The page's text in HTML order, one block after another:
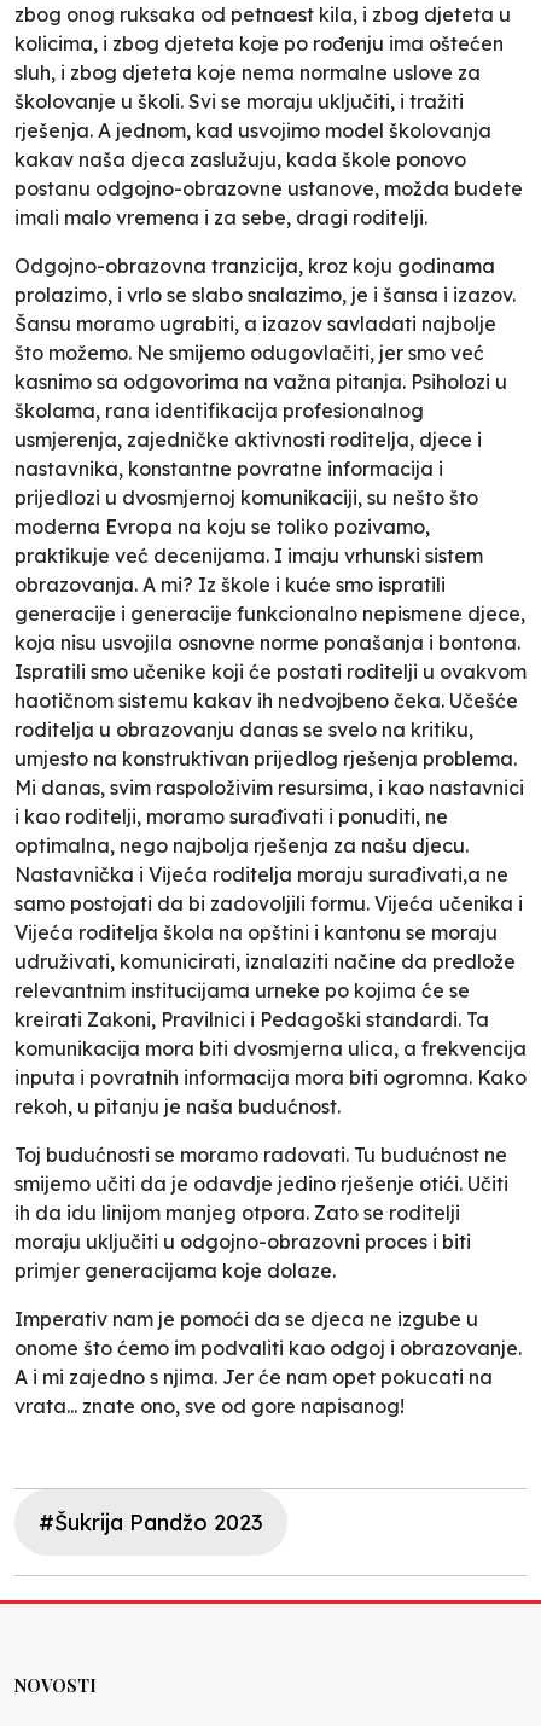
zbog onog ruksaka od petnaest kila, i zbog djeteta u
kolicima, i zbog djeteta koje po rođenju ima oštećen
sluh, i zbog djeteta koje nema normalne uslove za
školovanje u školi. Svi se moraju uključiti, i tražiti
rješenja. A jednom, kad usvojimo model školovanja
kakav naša djeca zaslužuju, kada škole ponovo
postanu odgojno-obrazovne ustanove, možda budete
imali malo vremena i za sebe, dragi roditelji.
Odgojno-obrazovna tranzicija, kroz koju godinama
prolazimo, i vrlo se slabo snalazimo, je i šansa i izazov.
Šansu moramo ugrabiti, a izazov savladati najbolje
što možemo. Ne smijemo odugovlačiti, jer smo već
kasnimo sa odgovorima na važna pitanja. Psiholozi u
školama, rana identifikacija profesionalnog
usmjerenja, zajedničke aktivnosti roditelja, djece i
nastavnika, konstantne povratne informacija i
prijedlozi u dvosmjernoj komunikaciji, su nešto što
moderna Evropa na koju se toliko pozivamo,
praktikuje već decenijama. I imaju vrhunski sistem
obrazovanja. A mi? Iz škole i kuće smo ispratili
generacije i generacije funkcionalno nepismene djece,
koja nisu usvojila osnovne norme ponašanja i bontona.
Ispratili smo učenike koji će postati roditelji u ovakvom
haotičnom sistemu kakav ih nedvojbeno čeka. Učešće
roditelja u obrazovanju danas se svelo na kritiku,
umjesto na konstruktivan prijedlog rješenja problema.
Mi danas, svim raspoloživim resursima, i kao nastavnici
i kao roditelji, moramo surađivati i ponuditi, ne
optimalna, nego najbolja rješenja za našu djecu.
Nastavnička i Vijeća roditelja moraju surađivati,a ne
samo postojati da bi zadovoljili formu. Vijeća učenika i
Vijeća roditelja škola na opštini i kantonu se moraju
udruživati, komunicirati, iznalaziti načine da predlože
relevantnim institucijama urneke po kojima će se
kreirati Zakoni, Pravilnici i Pedagoški standardi. Ta
komunikacija mora biti dvosmjerna ulica, a frekvencija
inputa i povratnih informacija mora biti ogromna. Kako
rekoh, u pitanju je naša budućnost.
Toj budućnosti se moramo radovati. Tu budućnost ne
smijemo učiti da je odavdje jedino rješenje otići. Učiti
ih da idu linijom manjeg otpora. Zato se roditelji
moraju uključiti u odgojno-obrazovni proces i biti
primjer generacijama koje dolaze.
Imperativ nam je pomoći da se djeca ne izgube u
onome što ćemo im podvaliti kao odgoj i obrazovanje.
A i mi zajedno s njima. Jer će nam opet pokucati na
vrata... znate ono, sve od gore napisanog!
#Šukrija Pandžo 2023
NOVOSTI